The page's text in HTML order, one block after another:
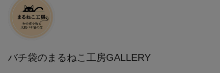
バチ袋のまるねこ工房GALLERY